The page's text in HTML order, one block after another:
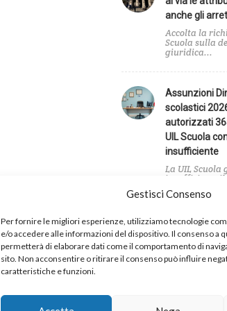
Gestisci Consenso
Per fornire le migliori esperienze, utilizziamo tecnologie
e/o accedere alle informazioni del dispositivo. Il consenso a
permetterà di elaborare dati come il comportamento di
sito. Non acconsentire o ritirare il consenso può influire
caratteristiche e funzioni.
anche gli
Accolta la
Scuola sulla
giuridica...
Assunzioni
scolastici
autorizzati
UIL Scuola
insufficiente
La UIL Scuola
insufficiente il
posti...